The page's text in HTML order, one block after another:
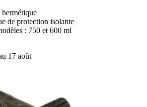
hermétique
de protection isolante
: 750 et 600 ml
17 août